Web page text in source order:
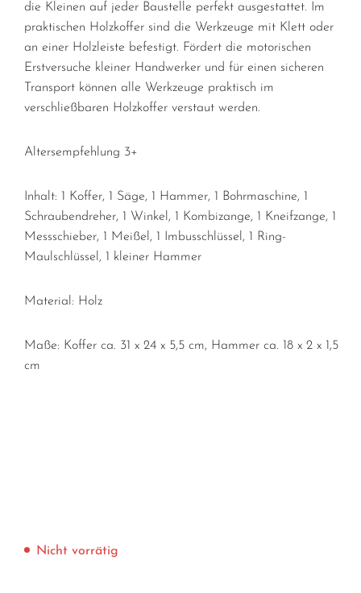
die Kleinen auf jeder Baustelle perfekt ausgestattet. Im
praktischen Holzkoffer sind die Werkzeuge mit Klett oder
an einer Holzleiste befestigt. Fördert die motorischen
Erstversuche kleiner Handwerker und für einen sicheren
Transport können alle Werkzeuge praktisch im
verschließbaren Holzkoffer verstaut werden.
Altersempfehlung 3+
Inhalt: 1 Koffer, 1 Säge, 1 Hammer, 1 Bohrmaschine, 1
Schraubendreher, 1 Winkel, 1 Kombizange, 1 Kneifzange, 1
Messschieber, 1 Meißel, 1 Imbusschlüssel, 1 Ring-
Maulschlüssel, 1 kleiner Hammer
Material: Holz
Maße: Koffer ca. 31 x 24 x 5,5 cm, Hammer ca. 18 x 2 x 1,5
cm
Nicht vorrätig